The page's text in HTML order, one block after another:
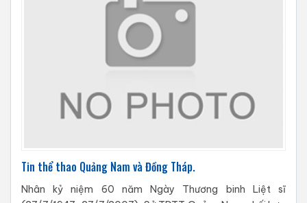
Tin thể thao Quảng Nam và Đồng Tháp.
Nhân kỷ niệm 60 năm Ngày Thương binh Liệt sĩ